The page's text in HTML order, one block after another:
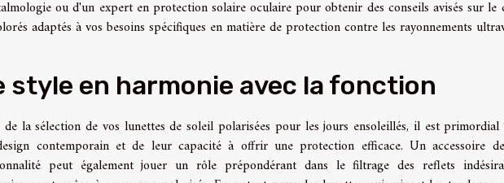
ou d'un expert en protection solaire oculaire pour obtenir des conseils avisés sur le
adaptés à vos besoins spécifiques en matière de protection contre les rayonnements
style en harmonie avec la fonction
la sélection de vos lunettes de soleil polarisées pour les jours ensoleillés, il est
contemporain et de leur capacité à offrir une protection efficace. Un accessoire
peut également jouer un rôle prépondérant dans le filtrage des reflets